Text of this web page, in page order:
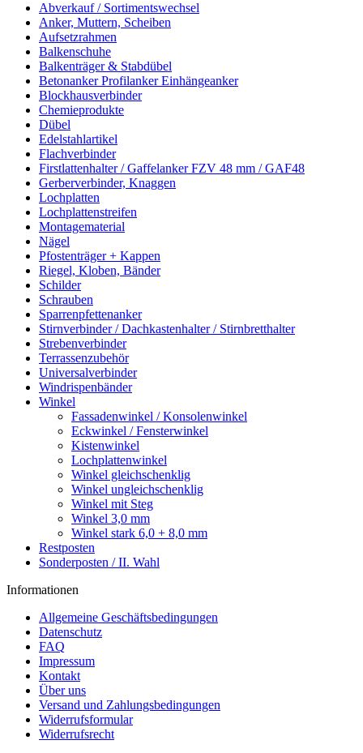
Abverkauf / Sortimentswechsel
Anker, Muttern, Scheiben
Aufsetzrahmen
Balkenschuhe
Balkenträger & Stabdübel
Betonanker Profilanker Einhängeanker
Blockhausverbinder
Chemieprodukte
Dübel
Edelstahlartikel
Flachverbinder
Firstlattenhalter / Gaffelanker FZV 48 mm / GAF48
Gerberverbinder, Knaggen
Lochplatten
Lochplattenstreifen
Montagematerial
Nägel
Pfostenträger + Kappen
Riegel, Kloben, Bänder
Schilder
Schrauben
Sparrenpfettenanker
Stirnverbinder / Dachkastenhalter / Stirnbretthalter
Strebenverbinder
Terrassenzubehör
Universalverbinder
Windrispenbänder
Winkel
Fassadenwinkel / Konsolenwinkel
Eckwinkel / Fensterwinkel
Kistenwinkel
Lochplattenwinkel
Winkel gleichschenklig
Winkel ungleichschenklig
Winkel mit Steg
Winkel 3,0 mm
Winkel stark 6,0 + 8,0 mm
Restposten
Sonderposten / II. Wahl
Informationen
Allgemeine Geschäftsbedingungen
Datenschutz
FAQ
Impressum
Kontakt
Über uns
Versand und Zahlungsbedingungen
Widerrufsformular
Widerrufsrecht